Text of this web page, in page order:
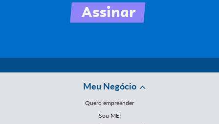
Meu Negócio
Quero empreender
Sou MEI